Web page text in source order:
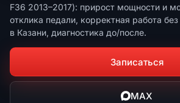
F36 2013–2017): прирост мощности и
отклика педали, корректная работа
в Казани, диагностика до/после.
Записаться
MAX